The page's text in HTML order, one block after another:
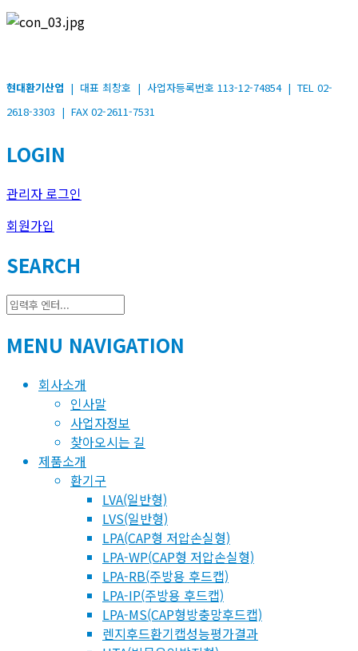
현대환기산업 | 대표 최창호 | 사업자등록번호 113-12-74854 | TEL 02-
2618-3303 | FAX 02-2611-7531
LOGIN
관리자 로그인
회원가입
SEARCH
MENU NAVIGATION
회사소개
인사말
사업자정보
찾아오시는 길
제품소개
환기구
LVA(일반형)
LVS(일반형)
LPA(CAP형 저압손실형)
LPA-WP(CAP형 저압손실형)
LPA-RB(주방용 후드캡)
LPA-IP(주방용 후드캡)
LPA-MS(CAP형방충망후드캡)
렌지후드환기캡성능평가결과